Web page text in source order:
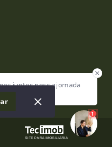
juntos nessa jornada
1
SITE PARA IMOBILIARIA